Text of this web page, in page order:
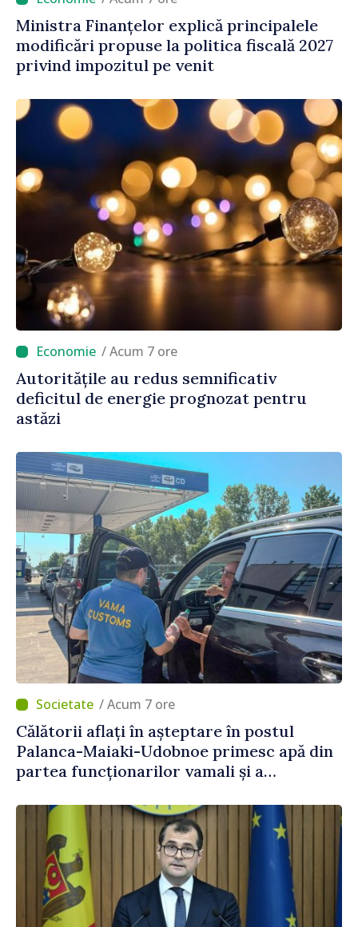
Ministra Finanțelor explică principalele
modificări propuse la politica fiscală 2027
privind impozitul pe venit
/ Acum 7 ore
Autoritățile au redus semnificativ
deficitul de energie prognozat pentru
astăzi
/ Acum 7 ore
Călătorii aflați în așteptare în postul
Palanca-Maiaki-Udobnoe primesc apă din
partea funcționarilor vamali și a